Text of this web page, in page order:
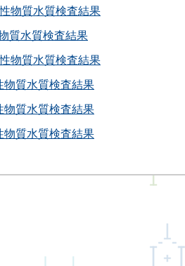
物質水質検査結果
質水質検査結果
物質水質検査結果
物質水質検査結果
物質水質検査結果
物質水質検査結果